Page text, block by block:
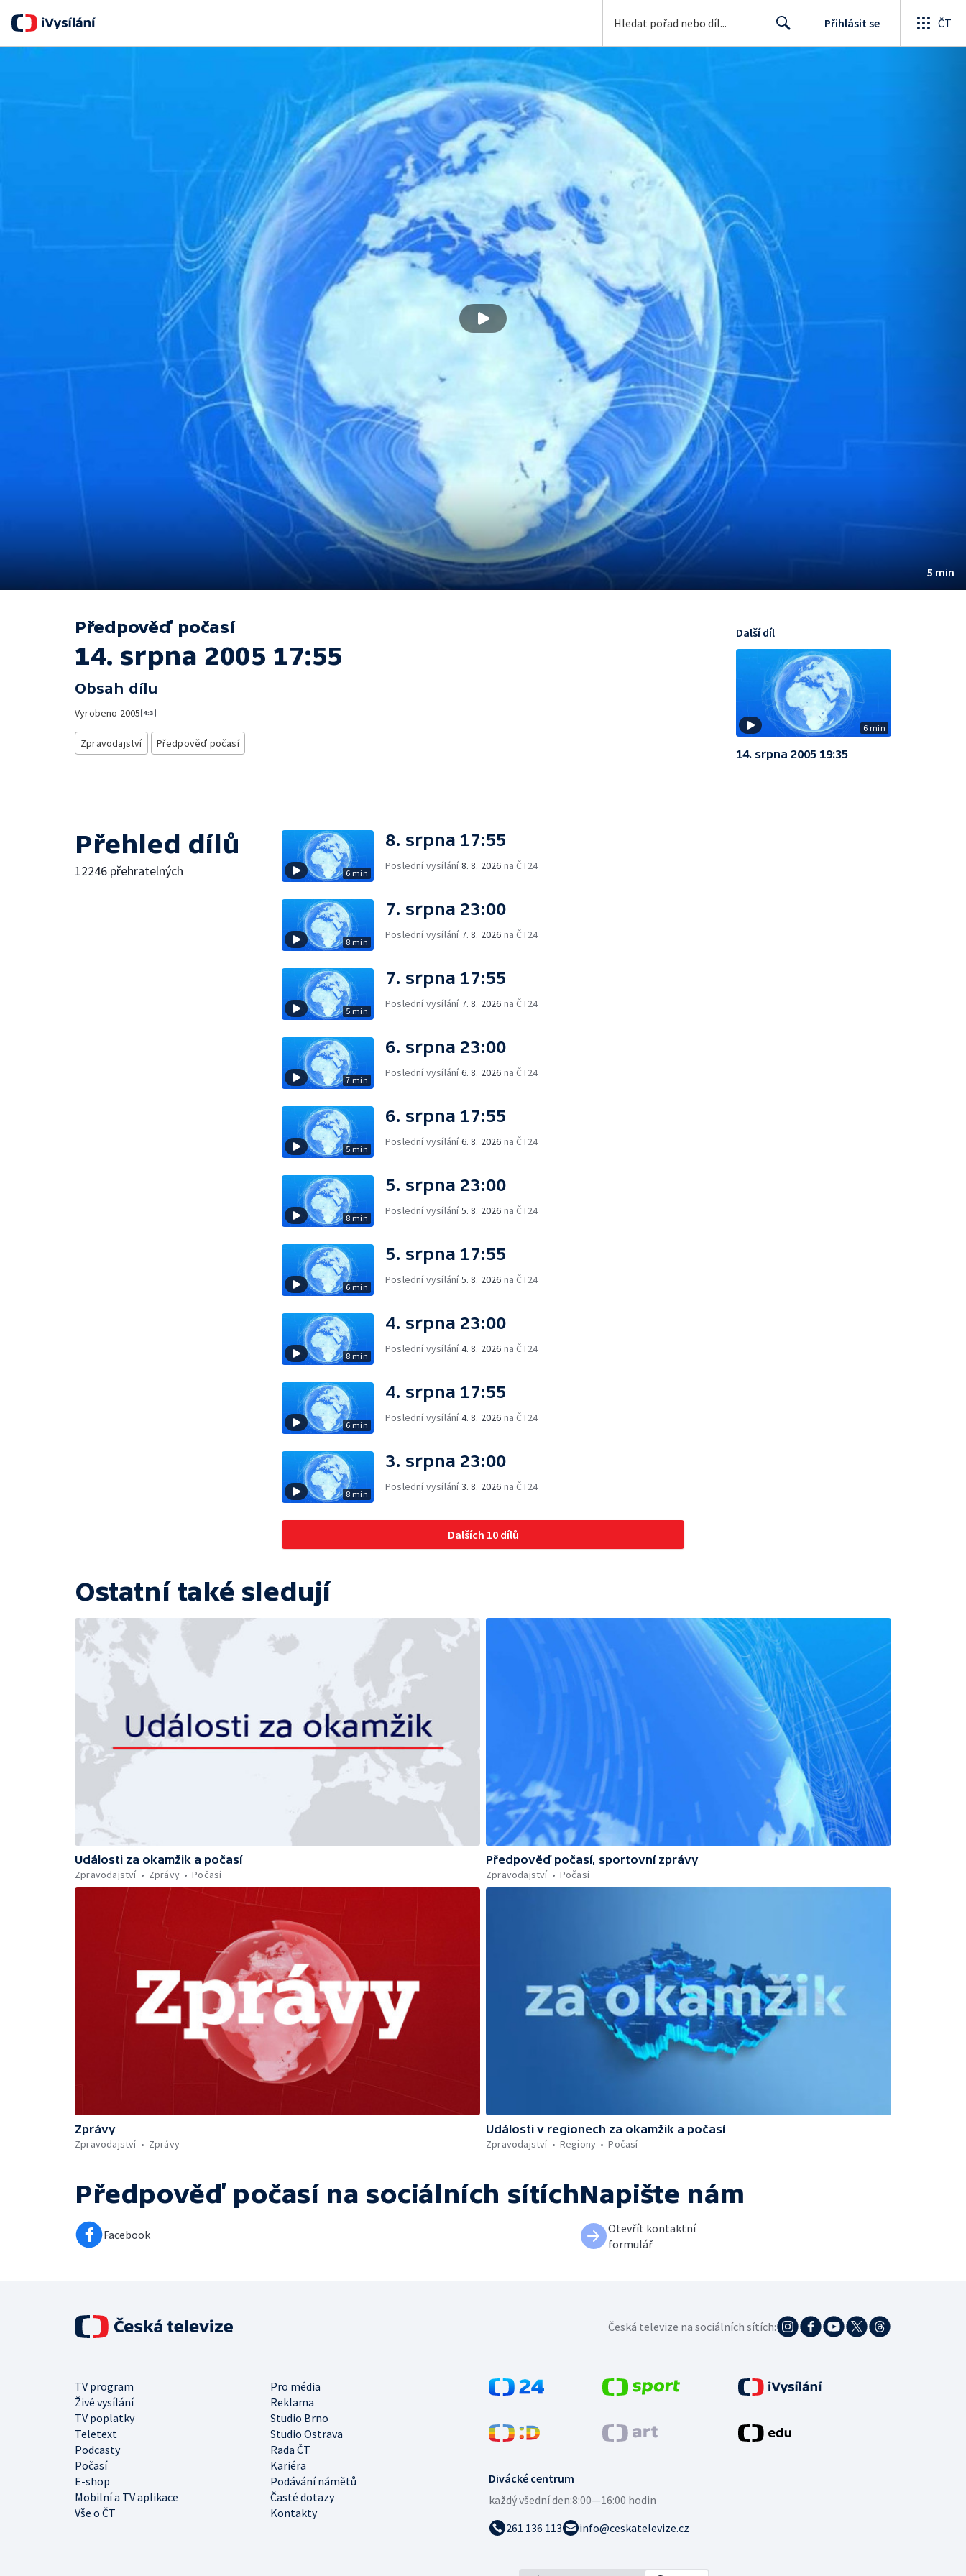
Přihlásit se ČT
5 min
Předpověď počasí
14. srpna 2005 17:55
Obsah dílu
Vyrobeno 2005
Zpravodajství Předpověď počasí
6 min
Další díl
14. srpna 2005 19:35
Přehled dílů
12246 přehratelných 6 min
8. srpna 17:55
Poslední vysílání8. 8. 2026 na ČT24
8 min
7. srpna 23:00
Poslední vysílání 7. 8. 2026 na ČT24
5 min
7. srpna 17:55
Poslední vysílání 7. 8. 2026 na ČT24
7 min
6. srpna 23:00
Poslední vysílání6. 8. 2026 na ČT24
5 min
6. srpna 17:55
Poslední vysílání6. 8. 2026 na ČT24
8 min
5. srpna 23:00
Poslední vysílání5. 8. 2026 na ČT24
6 min
5. srpna 17:55
Poslední vysílání5. 8. 2026 na ČT24
8 min
4. srpna 23:00
Poslední vysílání4. 8. 2026 na ČT24
6 min
4. srpna 17:55
Poslední vysílání4. 8. 2026 na ČT24
8 min
3. srpna 23:00
Poslední vysílání3. 8. 2026 na ČT24
Dalších 10 dílů
Ostatní také sledují
Události za okamžik a počasí
Zpravodajství
Zprávy Počasí
Předpověď počasí, sportovní zprávy
Zpravodajství
Počasí
Zprávy
Zpravodajství
Zprávy
Události v regionech za okamžik a počasí
Zpravodajství
Regiony Počasí
Předpověď počasí na sociálních sítích
Facebook
Napište nám
Otevřít kontaktní
formulář
Divácké centrum
každý všední den:8:00—16:00 hodin
261 136 113
info@ceskatelevize.cz
TV program
Pro média
Živé vysílání
Reklama
TV poplatky
Studio Brno
Teletext
Studio Ostrava
Podcasty
Rada ČT
Počasí
Kariéra
E-shop
Podávání námětů
Mobilní a TV aplikace
Časté dotazy
Vše o ČT
Kontakty
Česká televize na sociálních sítích: